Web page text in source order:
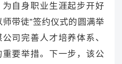
自身职业生涯起步开好
带徒”签约仪式的圆满举
司完善人才培养体系、
要举措。下一步，该公